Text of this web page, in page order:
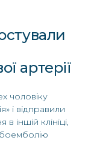
артерії
чоловіку
і відправили
іншій клініці,